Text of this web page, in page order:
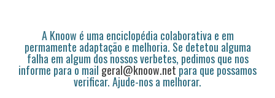
A Knoow é uma enciclopédia colaborativa e em
permamente adaptação e melhoria. Se detetou alguma
falha em algum dos nossos verbetes, pedimos que nos
informe para o mail geral@knoow.netpara que possamos
verificar. Ajude-nos a melhorar.